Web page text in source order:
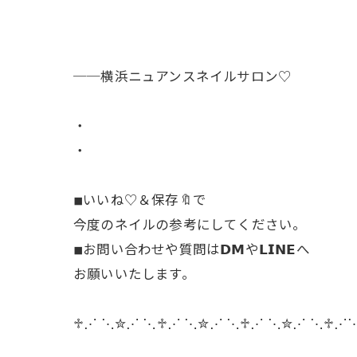
──横浜ニュアンスネイルサロン♡
・
・
◾︎いいね♡＆保存🔖で
今度のネイルの参考にしてください。
◾︎お問い合わせや質問は𝗗𝗠や𝗟𝗜𝗡𝗘へ
お願いいたします。
♱⋰ ⋱✮⋰ ⋱♱⋰ ⋱✮⋰ ⋱♱⋰ ⋱✮⋰